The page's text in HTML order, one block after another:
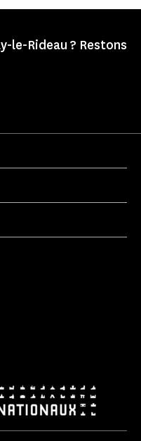
le-Rideau ? Restons